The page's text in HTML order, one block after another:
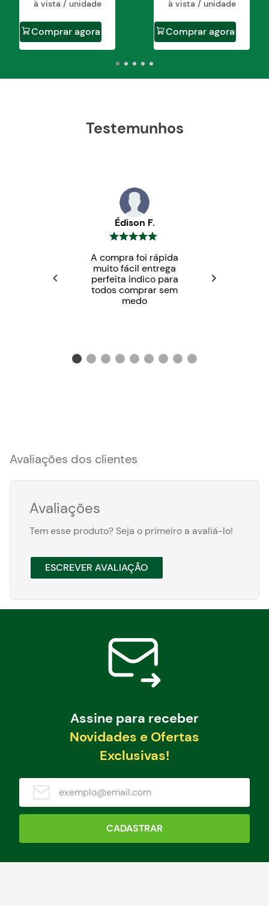
à vista / unidade
Comprar agora
à vista / unidade
Comprar agora
Testemunhos
Édison F.
A compra foi rápida
muito fácil entrega
perfeita indico para
todos comprar sem
medo
Avaliações dos clientes
Avaliações
Tem esse produto? Seja o primeiro a avaliá-lo!
ESCREVER AVALIAÇÃO
Assine para receber
Novidades e Ofertas
Exclusivas!
CADASTRAR